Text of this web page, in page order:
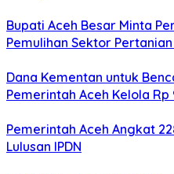
Bupati Aceh Besar Minta
Pemulihan Sektor
Dana Kementan untuk
Pemerintah Aceh Kelola Rp
Pemerintah Aceh Angkat
Lulusan IPDN